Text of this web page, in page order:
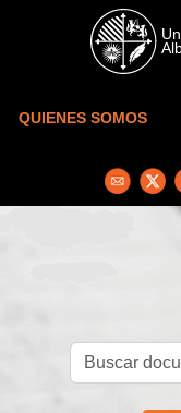
Skip to main content
QUIENES SOMOS